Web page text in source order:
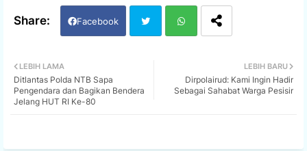
Facebook
ats
LEBIH BARU
Dirpolairud: Kami Ingin Hadir
Sebagai Sahabat Warga Pesisir
LEBIH LAMA
Ditlantas Polda NTB Sapa
Pengendara dan Bagikan Bendera
Jelang HUT RI Ke-80